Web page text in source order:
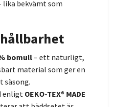
lika bekvämt som
bomull– ett naturligt,
material som ger en
säsong.
enligt OEKO-TEX® MADE